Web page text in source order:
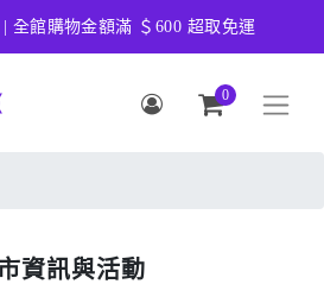
全館購物金額滿 ＄600 超取免運
0
資訊與活動